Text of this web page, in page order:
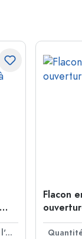
Prix à l'unité
Flacon